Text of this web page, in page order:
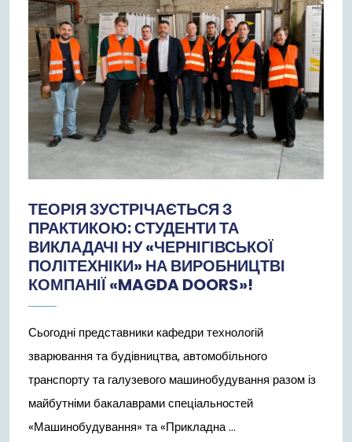
ТЕОРІЯ ЗУСТРІЧАЄТЬСЯ З
ПРАКТИКОЮ: СТУДЕНТИ ТА
ВИКЛАДАЧІ НУ «ЧЕРНІГІВСЬКОЇ
ПОЛІТЕХНІКИ» НА ВИРОБНИЦТВІ
КОМПАНІЇ «MAGDA DOORS»!
Сьогодні представники кафедри технологій
зварювання та будівництва, автомобільного
транспорту та галузевого машинобудування разом із
майбутніми бакалаврами спеціальностей
«Машинобудування» та «Прикладна ...